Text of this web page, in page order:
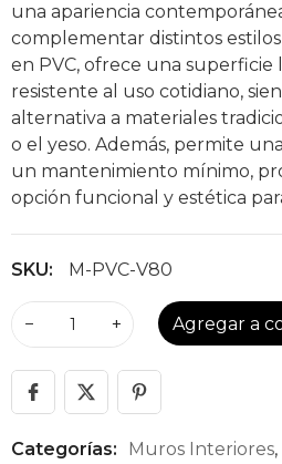
una apariencia
complementar distintos
en PVC, ofrece una superficie
resistente al uso cotidiano,
alternativa a materiales
o el yeso. Además, permite
un mantenimiento mínimo,
opción funcional y estética
SKU: M-PVC-V80
− + Agregar a
Categorías: Muros Interiores,